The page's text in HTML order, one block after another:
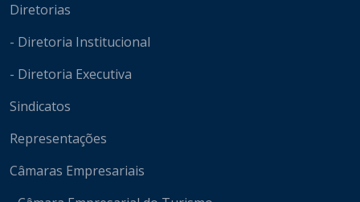
Diretorias
- Diretoria Institucional
- Diretoria Executiva
Sindicatos
Representações
Câmaras Empresariais